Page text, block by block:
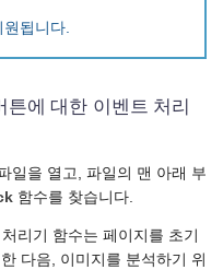
됩니다.
튼에 대한 이벤트 처리
일을 열고, 파일의 맨 아래 부
함수를 찾습니다.
리기 함수는 페이지를 초기
다음, 이미지를 분석하기 위